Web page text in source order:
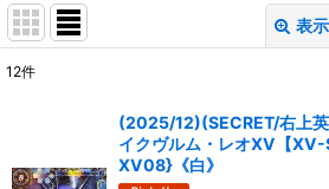
表
12件
(2025/12)(SECRET/右上
イクヴルム・レオXV【
XV08}《白》